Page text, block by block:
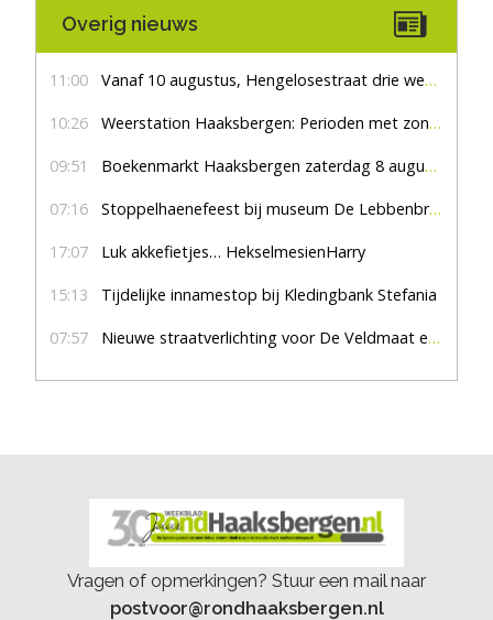
Overig nieuws
11:00 Vanaf 10 augustus, Hengelosestraat drie weken dicht voor doorgaand verkeer
10:26 Weerstation Haaksbergen: Perioden met zon en droog
09:51 Boekenmarkt Haaksbergen zaterdag 8 augustus, marktplein Haaksbergen
07:16 Stoppelhaenefeest bij museum De Lebbenbrugge
17:07 Luk akkefietjes… HekselmesienHarry
15:13 Tijdelijke innamestop bij Kledingbank Stefania
07:57 Nieuwe straatverlichting voor De Veldmaat en De Pas
Vragen of opmerkingen? Stuur een mail naar
postvoor@rondhaaksbergen.nl